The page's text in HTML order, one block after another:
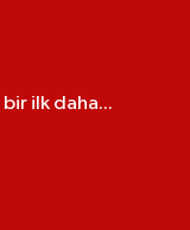
ilk daha...